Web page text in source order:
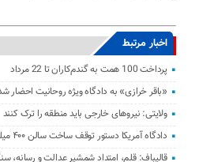
اخبار مرتبط
پرداخت 100 همت به گندم‌کاران تا 22 مرداد
«باقر خرازی» به دادگاه ویژه روحانیت احضار
ولایتی: نیرو‌های خارجی باید منطقه را ترک کنند
دادگاه آمریکا دستور توقف ساخت سالن ۴۰۰ میلیون دلاری ترامپ را صادر کرد
قالیباف: قلم، امتداد شمشیر عدالت و رسانه،